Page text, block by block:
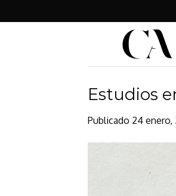
to
Estudios
Publicado 24 enero,